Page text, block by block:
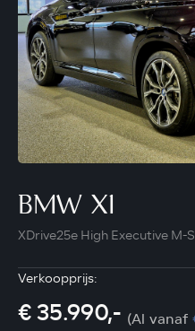
BMW X1
XDrive25e High Executive M-
Verkoopprijs:
€ 35.990,- (Al vanaf